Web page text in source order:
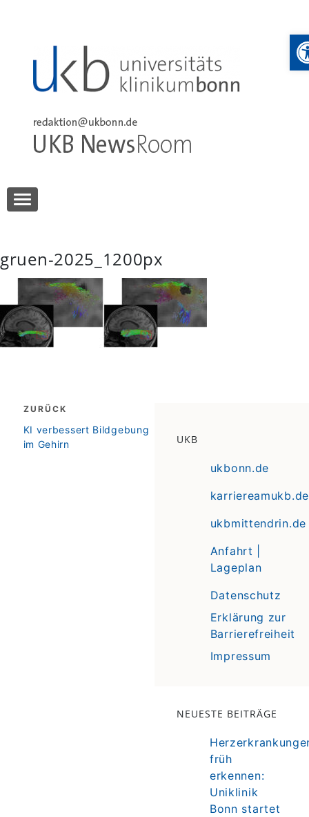
UKB NewsRoom
gruen-2025_1200px
Beitragsnavigation
ZURÜCK
zurück
KI verbessert Bildgebung
im Gehirn
UKB
ukbonn.de
karriereamukb.de
ukbmittendrin.de
Anfahrt |
Lageplan
Datenschutz
Erklärung zur
Barrierefreiheit
Impressum
NEUESTE BEITRÄGE
früh
erkennen:
Uniklinik
Bonn startet